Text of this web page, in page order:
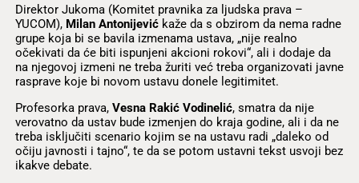
Direktor Jukoma (Komitet pravnika za ljudska prava –
YUCOM), Milan Antonijevićkaže da s obzirom da nema radne
grupe koja bi se bavila izmenama ustava, „nije realno
očekivati da će biti ispunjeni akcioni rokovi“, ali i dodaje da
na njegovoj izmeni ne treba žuriti već treba organizovati javne
rasprave koje bi novom ustavu donele legitimitet.
Profesorka prava, Vesna Rakić Vodinelić, smatra da nije
verovatno da ustav bude izmenjen do kraja godine, ali i da ne
treba isključiti scenario kojim se na ustavu radi „daleko od
očiju javnosti i tajno“, te da se potom ustavni tekst usvoji bez
ikakve debate.